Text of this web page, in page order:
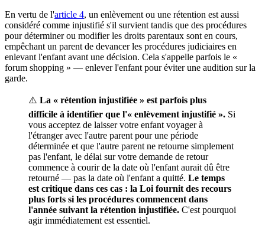
En vertu de l'article 4, un enlèvement ou une rétention est aussi
considéré comme injustifié s'il survient tandis que des procédures
pour déterminer ou modifier les droits parentaux sont en cours,
empêchant un parent de devancer les procédures judiciaires en
enlevant l'enfant avant une décision. Cela s'appelle parfois le «
forum shopping » — enlever l'enfant pour éviter une audition sur la
garde.
⚠️ La « rétention injustifiée » est parfois plus
difficile à identifier que l'« enlèvement injustifié ». Si
vous acceptez de laisser votre enfant voyager à
l'étranger avec l'autre parent pour une période
déterminée et que l'autre parent ne retourne simplement
pas l'enfant, le délai sur votre demande de retour
commence à courir de la date où l'enfant aurait dû être
retourné — pas la date où l'enfant a quitté. Le temps
est critique dans ces cas : la Loi fournit des recours
plus forts si les procédures commencent dans
l'année suivant la rétention injustifiée. C'est pourquoi
agir immédiatement est essentiel.